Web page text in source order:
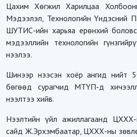
Цахим Хөгжил Харилцаа
Мэдээлэл, Технологийн Үндэсний
ШУТИС-ийн харьяа ерөнхий
мэдээллийн технологийн
нээлээ.
Шинээр нээсэн хоёр ангид нийт
бөгөөд сурагчид МТҮП-д
нээлтээ хийв.
Нээлтийн үйл ажиллагаанд
сайд Ж.Эрхэмбаатар, ЦХХХ-ны